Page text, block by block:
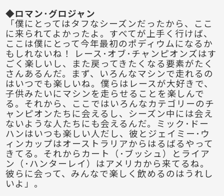
◆ロマン･グロジャン
「僕にとってはタフなシーズンだったから、ここ
に来られてよかったよ。すべてが上手く行けば、
ここは僕にとって今年最初のポディウムになるか
もしれないね！ レース･オブ･チャンピオンズはす
ごく楽しいし、また戻ってきたくなる要素がたく
さんあるんだ。まず、いろんなマシンで走れるの
はいつでも楽しいね。僕らはレースが大好きで、
子供みたいにマシンを走らせることを楽しんで
る。それから、ここではいろんなカテゴリーのチ
ャンピオンたちに会えるし、シーズン中には会え
ないような人たちにも会えるんだ。ミック･ドー
ハンはいつも楽しい人だし、彼とジェイミー･ウ
ィンカップはオーストラリアからはるばるやって
きてる。それからカート（･ブッシュ）とライア
ン（･ハンターレイ）はアメリカから来てるね。
彼らに会って、みんなで楽しく飲めるのはうれし
いよ」。